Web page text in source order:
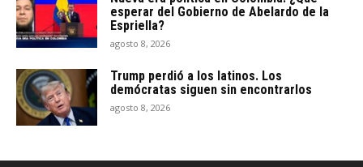
esperar del Gobierno de Abelardo de la
Espriella?
agosto 8, 2026
Trump perdió a los latinos. Los
demócratas siguen sin encontrarlos
agosto 8, 2026